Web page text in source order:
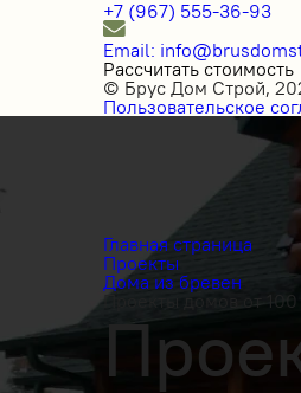
+7 (967) 555-36-93
Email:
Рассчитать стоимость
© Брус Дом Строй,
Пользовательское
Главная страница
Проекты
Дома из бревен
Проекты домов от